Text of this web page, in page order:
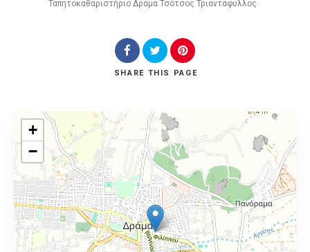
Ταπητοκαθαριστήριο Δράμα Τσότσος Τριαντάφυλλος
SHARE THIS PAGE
+
−